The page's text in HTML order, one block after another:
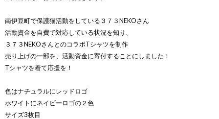
南伊豆町で保護猫活動をしている３７３NEKOさん
活動資金を自費で対応している状況を知り、
３７３NEKOさんとのコラボTシャツを制作
売り上げの一部を、活動資金に寄付することにしました！
Tシャツを着て応援を！
色はナチュラルにレッドロゴ
ホワイトにネイビーロゴの２色
サイズ3枚目